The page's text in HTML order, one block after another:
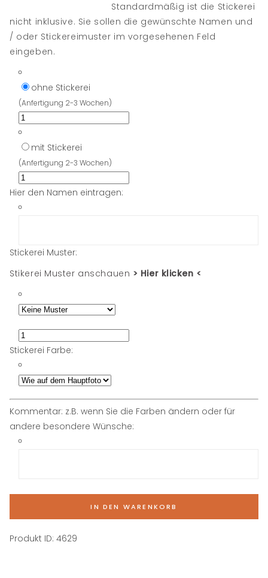
Standardmäßig ist die Stickerei
nicht inklusive. Sie sollen die gewünschte Namen und
/ oder Stickereimuster im vorgesehenen Feld
eingeben.
ohne Stickerei
(Anfertigung 2-3 Wochen)
mit Stickerei
(Anfertigung 2-3 Wochen)
Hier den Namen eintragen:
Stickerei Muster:
Stikerei Muster anschauen > Hier klicken <
Stickerei Farbe:
Kommentar: z.B. wenn Sie die Farben ändern oder für
andere besondere Wünsche:
IN DEN WARENKORB
Produkt ID:4629